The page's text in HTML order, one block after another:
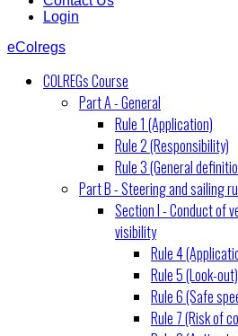
Login
eColregs
COLREGs Course
Part A - General
Rule 1 (Application)
Rule 2 (Responsibility)
Rule 3 (General
Part B - Steering and sailing
Section I - Conduct of
visibility
Rule 4
Rule 5 (Look-out)
Rule 6 (Safe
Rule 7 (Risk of